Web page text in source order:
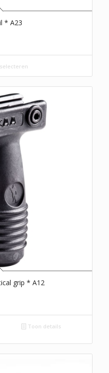
* A23
grip * A12
Toon details